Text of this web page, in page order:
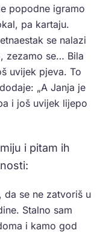
popodne igramo
pa kartaju.
se nalazi
zezamo se… Bila
uvijek pjeva. To
„A Janja je
i još uvijek lijepo
i pitam ih
da se ne zatvoriš u
Stalno sam
i kamo god